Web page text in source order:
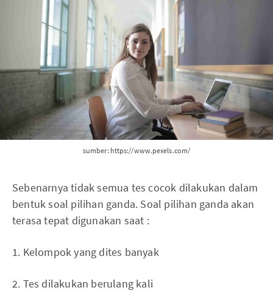
sumber: https://www.pexels.com/
Sebenarnya tidak semua tes cocok dilakukan dalam
bentuk soal pilihan ganda. Soal pilihan ganda akan
terasa tepat digunakan saat :
1. Kelompok yang dites banyak
2. Tes dilakukan berulang kali